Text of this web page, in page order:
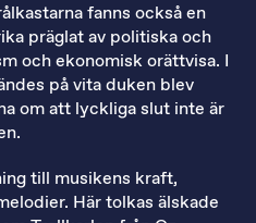
fanns också en
präglat av politiska och
och ekonomisk orättvisa. I
på vita duken blev
om att lyckliga slut inte är
till musikens kraft,
Här tolkas älskade